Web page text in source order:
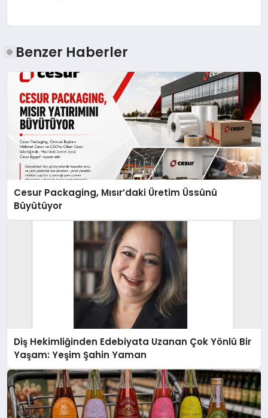
Benzer Haberler
Cesur Packaging, Mısır’daki Üretim Üssünü
Büyütüyor
Diş Hekimliğinden Edebiyata Uzanan Çok Yönlü Bir
Yaşam: Yeşim Şahin Yaman